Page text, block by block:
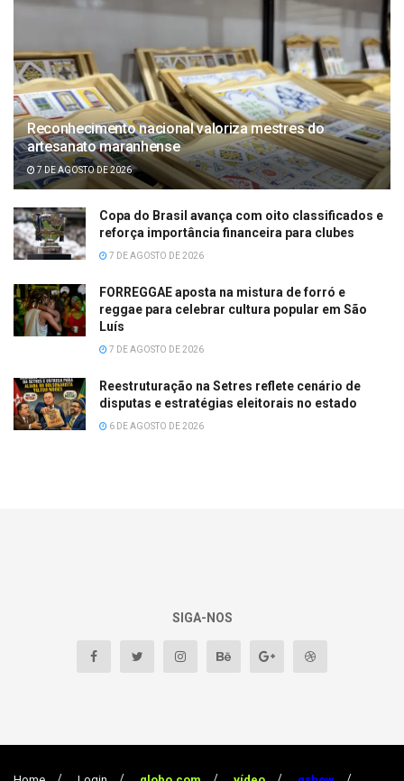
Reconhecimento nacional valoriza mestres do
artesanato maranhense
7 DE AGOSTO DE 2026
Copa do Brasil avança com oito classificados e
reforça importância financeira para clubes
7 DE AGOSTO DE 2026
FORREGGAE aposta na mistura de forró e
reggae para celebrar cultura popular em São
Luís
7 DE AGOSTO DE 2026
Reestruturação na Setres reflete cenário de
disputas e estratégias eleitorais no estado
6 DE AGOSTO DE 2026
SIGA-NOS